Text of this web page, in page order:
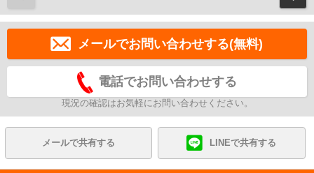
メールでお問い合わせする(無料)
電話でお問い合わせする
現況の確認はお気軽にお問い合わせください。
メールで共有する LINEで共有する